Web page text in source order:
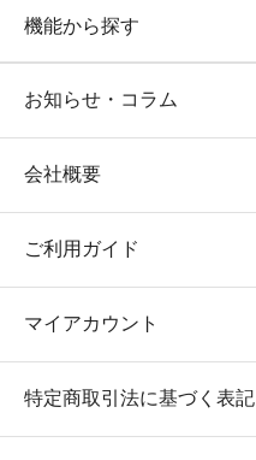
機能から探す
お知らせ・コラム
会社概要
ご利用ガイド
マイアカウント
特定商取引法に基づく表記